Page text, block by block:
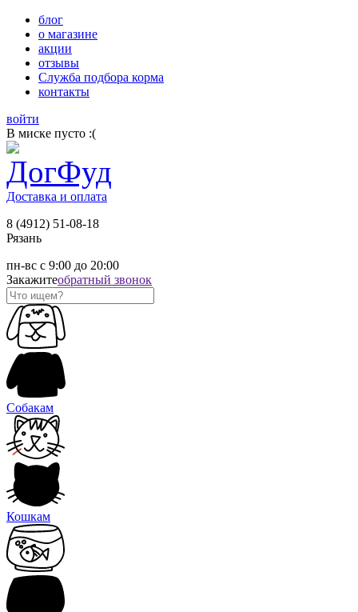
блог
о магазине
акции
отзывы
Служба подбора корма
контакты
войти
В миске пусто :(
Доставка и оплата
8 (4912) 51-08-18
Рязань
пн-вс с 9:00 до 20:00
Закажитеобратный звонок
Собакам
Кошкам